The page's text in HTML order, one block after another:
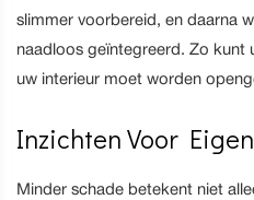
slimmer voorbereid, en daarna
naadloos geïntegreerd. Zo kunt
uw interieur moet worden
Inzichten Voor
Minder schade betekent niet